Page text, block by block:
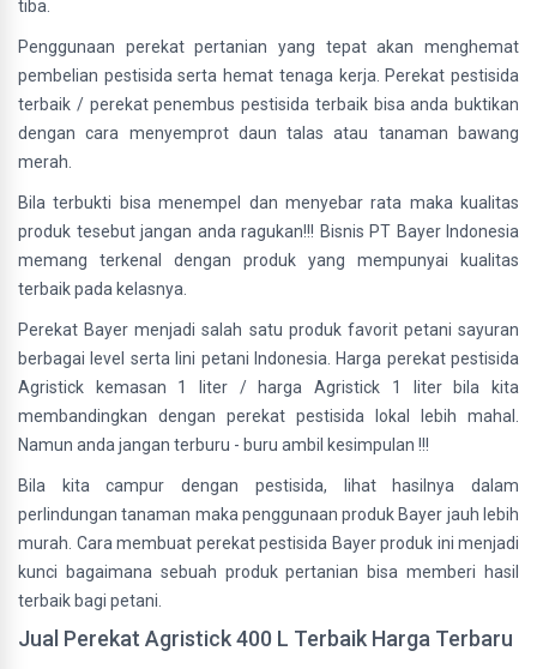
tiba.
Penggunaan perekat pertanian yang tepat akan menghemat
pembelian pestisida serta hemat tenaga kerja. Perekat pestisida
terbaik / perekat penembus pestisida terbaik bisa anda buktikan
dengan cara menyemprot daun talas atau tanaman bawang
merah.
Bila terbukti bisa menempel dan menyebar rata maka kualitas
produk tesebut jangan anda ragukan!!! Bisnis PT Bayer Indonesia
memang terkenal dengan produk yang mempunyai kualitas
terbaik pada kelasnya.
Perekat Bayer menjadi salah satu produk favorit petani sayuran
berbagai level serta lini petani Indonesia. Harga perekat pestisida
Agristick kemasan 1 liter / harga Agristick 1 liter bila kita
membandingkan dengan perekat pestisida lokal lebih mahal.
Namun anda jangan terburu - buru ambil kesimpulan !!!
Bila kita campur dengan pestisida, lihat hasilnya dalam
perlindungan tanaman maka penggunaan produk Bayer jauh lebih
murah. Cara membuat perekat pestisida Bayer produk ini menjadi
kunci bagaimana sebuah produk pertanian bisa memberi hasil
terbaik bagi petani.
Jual Perekat Agristick 400 L Terbaik Harga Terbaru